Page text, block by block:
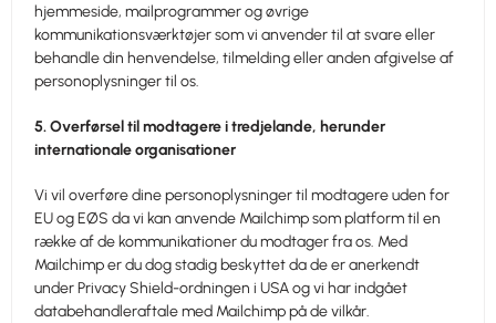
hjemmeside, mailprogrammer og øvrige
kommunikationsværktøjer som vi anvender til at svare eller
behandle din henvendelse, tilmelding eller anden afgivelse af
personoplysninger til os.
5. Overførsel til modtagere i tredjelande, herunder
internationale organisationer
Vi vil overføre dine personoplysninger til modtagere uden for
EU og EØS da vi kan anvende Mailchimp som platform til en
række af de kommunikationer du modtager fra os. Med
Mailchimp er du dog stadig beskyttet da de er anerkendt
under Privacy Shield-ordningen i USA og vi har indgået
databehandleraftale med Mailchimp på de vilkår.